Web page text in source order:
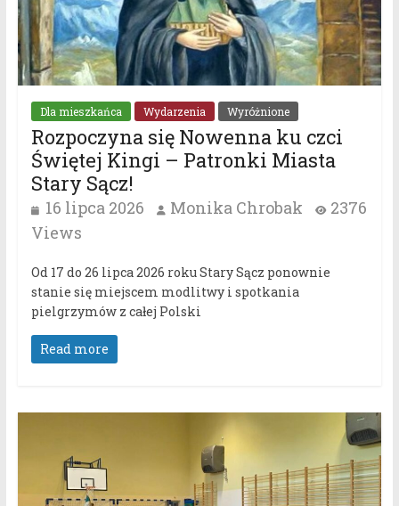
Dla mieszkańca Wydarzenia Wyróżnione
Rozpoczyna się Nowenna ku czci
Świętej Kingi – Patronki Miasta
Stary Sącz!
16 lipca 2026 Monika Chrobak
2376
Views
Od 17 do 26 lipca 2026 roku Stary Sącz ponownie
stanie się miejscem modlitwy i spotkania
pielgrzymów z całej Polski
Read more